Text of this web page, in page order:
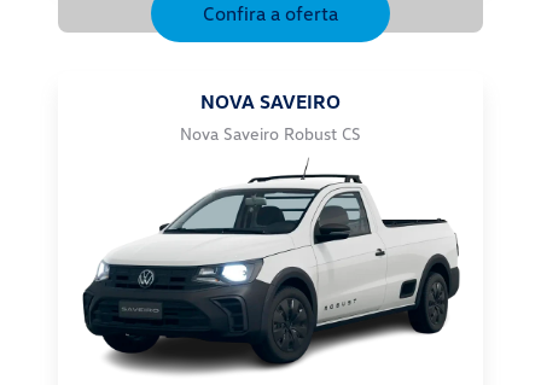
Confira a oferta
NOVA SAVEIRO
Nova Saveiro Robust CS